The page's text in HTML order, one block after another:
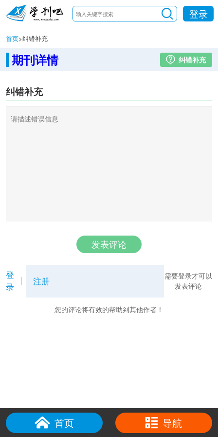
登录
首页>纠错补充
期刊详情 纠错补充
纠错补充
发表评论
登
录
注册
需要登录才可以
发表评论
您的评论将有效的帮助到其他作者！
首页 导航